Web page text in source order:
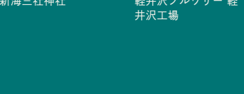
井沢工場